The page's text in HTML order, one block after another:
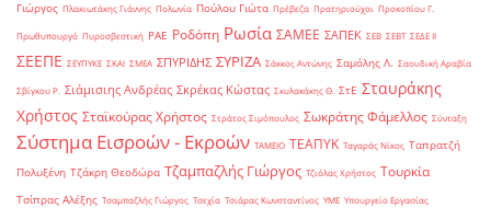
Γιώργος Πλακιωτάκης Γιάννης Πολωνία Πούλου Γιώτα Πρέβεζα Πρατηριούχοι Προκοπίου Γ.
Πρωθυπουργό Πυροσβεστική ΡΑΕ Ροδόπη Ρωσία ΣΑΜΕΕ ΣΑΠΕΚ ΣΕΒ ΣΕΒΤ ΣΕΔΕ ΙΙ
ΣΕΕΠΕ ΣΕΥΠΥΚΕ ΣΚΑΙ ΣΜΕΑ ΣΠΥΡΙΔΗΣ ΣΥΡΙΖΑ Σάκκος Αντώνης Σαμόλης Λ. Σαουδική Αραβία
Σβίγκου Ρ. Σιάμισιης Ανδρέας Σκρέκας Κώστας Σκυλακάκης Θ. ΣτΕ Σταυράκης
Χρήστος Σταϊκούρας Χρήστος Στράτος Σιμόπουλος Σωκράτης Φάμελλος Σύνταξη
Σύστημα Εισροών - Εκροών ΤΑΜΕΙΟ ΤΕΑΠΥΚ Ταγαράς Νίκος Ταπρατζή
Πολυξένη Τζάκρη Θεοδώρα Τζαμπαζλής Γιώργος Τζιόλας Χρήστος Τουρκία
Τσίπρας Αλέξης Τσαμπαζλής Γιώργος Τσεχία Τσιάρας Κωνσταντίνος ΥΜΕ Υπουργείο Εργασίας